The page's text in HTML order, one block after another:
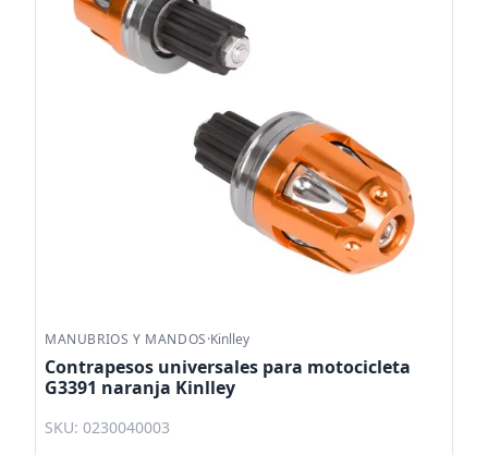
MANUBRIOS Y MANDOS·Kinlley
Contrapesos universales para motocicleta
G3391 naranja Kinlley
SKU: 0230040003